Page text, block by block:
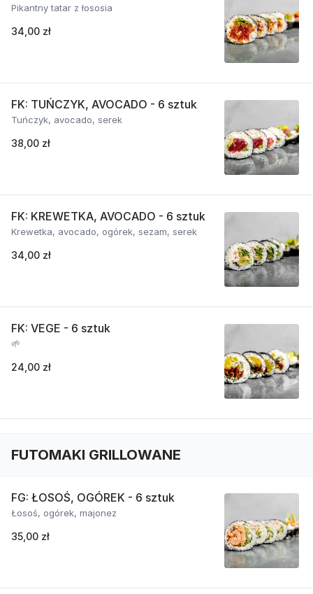
Pikantny tatar z łososia
34,00 zł
FK: TUŃCZYK, AVOCADO - 6 sztuk
Tuńczyk, avocado, serek
38,00 zł
FK: KREWETKA, AVOCADO - 6 sztuk
Krewetka, avocado, ogórek, sezam, serek
34,00 zł
FK: VEGE - 6 sztuk
🌱
24,00 zł
FUTOMAKI GRILLOWANE
FG: ŁOSOŚ, OGÓREK - 6 sztuk
Łosoś, ogórek, majonez
35,00 zł